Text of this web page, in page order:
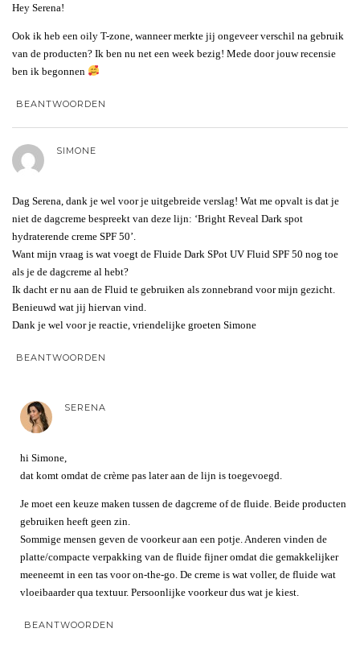
Hey Serena!
Ook ik heb een oily T-zone, wanneer merkte jij ongeveer verschil na gebruik
van de producten? Ik ben nu net een week bezig! Mede door jouw recensie
ben ik begonnen
BEANTWOORDEN
SIMONE
Dag Serena, dank je wel voor je uitgebreide verslag! Wat me opvalt is dat je
niet de dagcreme bespreekt van deze lijn: ‘Bright Reveal Dark spot
hydraterende creme SPF 50’.
Want mijn vraag is wat voegt de Fluide Dark SPot UV Fluid SPF 50 nog toe
als je de dagcreme al hebt?
Ik dacht er nu aan de Fluid te gebruiken als zonnebrand voor mijn gezicht.
Benieuwd wat jij hiervan vind.
Dank je wel voor je reactie, vriendelijke groeten Simone
BEANTWOORDEN
SERENA
hi Simone,
dat komt omdat de crème pas later aan de lijn is toegevoegd.
Je moet een keuze maken tussen de dagcreme of de fluide. Beide producten
gebruiken heeft geen zin.
Sommige mensen geven de voorkeur aan een potje. Anderen vinden de
platte/compacte verpakking van de fluide fijner omdat die gemakkelijker
meeneemt in een tas voor on-the-go. De creme is wat voller, de fluide wat
vloeibaarder qua textuur. Persoonlijke voorkeur dus wat je kiest.
BEANTWOORDEN